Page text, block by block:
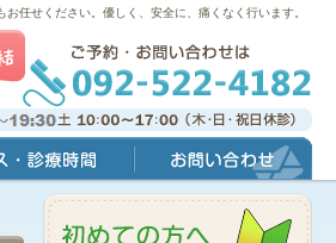
任せください。優しく、安全に、痛くなく行います。